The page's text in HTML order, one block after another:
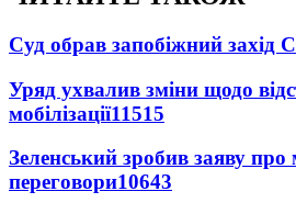
Суд обрав запобіжний захід
Уряд ухвалив зміни щодо
мобілізації11515
Зеленський зробив заяву про
переговори10643